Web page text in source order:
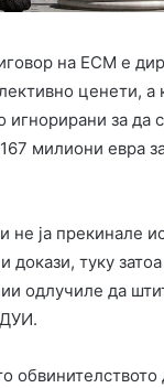
на ЕСМ е
ценети, а
за да
милиони евра
не ја прекинале
докази, туку
одлучиле да
обвинителството